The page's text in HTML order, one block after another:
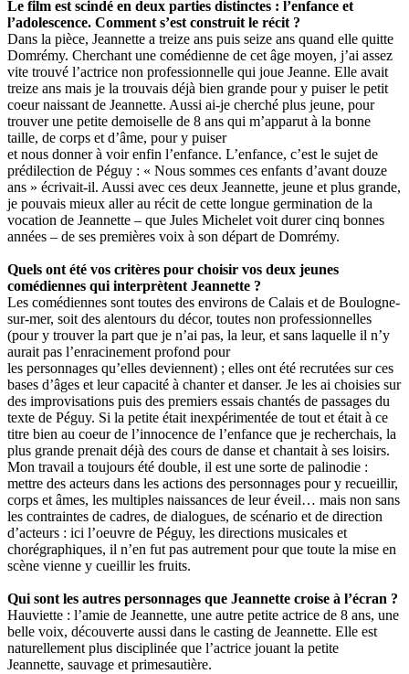
Le film est scindé en deux parties distinctes : l’enfance et
l’adolescence. Comment s’est construit le récit ?
Dans la pièce, Jeannette a treize ans puis seize ans quand elle quitte
Domrémy. Cherchant une comédienne de cet âge moyen, j’ai assez
vite trouvé l’actrice non professionnelle qui joue Jeanne. Elle avait
treize ans mais je la trouvais déjà bien grande pour y puiser le petit
coeur naissant de Jeannette. Aussi ai-je cherché plus jeune, pour
trouver une petite demoiselle de 8 ans qui m’apparut à la bonne
taille, de corps et d’âme, pour y puiser
et nous donner à voir enfin l’enfance. L’enfance, c’est le sujet de
prédilection de Péguy : « Nous sommes ces enfants d’avant douze
ans » écrivait-il. Aussi avec ces deux Jeannette, jeune et plus grande,
je pouvais mieux aller au récit de cette longue germination de la
vocation de Jeannette – que Jules Michelet voit durer cinq bonnes
années – de ses premières voix à son départ de Domrémy.
Quels ont été vos critères pour choisir vos deux jeunes
comédiennes qui interprètent Jeannette ?
Les comédiennes sont toutes des environs de Calais et de Boulogne-
sur-mer, soit des alentours du décor, toutes non professionnelles
(pour y trouver la part que je n’ai pas, la leur, et sans laquelle il n’y
aurait pas l’enracinement profond pour
les personnages qu’elles deviennent) ; elles ont été recrutées sur ces
bases d’âges et leur capacité à chanter et danser. Je les ai choisies sur
des improvisations puis des premiers essais chantés de passages du
texte de Péguy. Si la petite était inexpérimentée de tout et était à ce
titre bien au coeur de l’innocence de l’enfance que je recherchais, la
plus grande prenait déjà des cours de danse et chantait à ses loisirs.
Mon travail a toujours été double, il est une sorte de palinodie :
mettre des acteurs dans les actions des personnages pour y recueillir,
corps et âmes, les multiples naissances de leur éveil… mais non sans
les contraintes de cadres, de dialogues, de scénario et de direction
d’acteurs : ici l’oeuvre de Péguy, les directions musicales et
chorégraphiques, il n’en fut pas autrement pour que toute la mise en
scène vienne y cueillir les fruits.
Qui sont les autres personnages que Jeannette croise à l’écran ?
Hauviette : l’amie de Jeannette, une autre petite actrice de 8 ans, une
belle voix, découverte aussi dans le casting de Jeannette. Elle est
naturellement plus disciplinée que l’actrice jouant la petite
Jeannette, sauvage et primesautière.